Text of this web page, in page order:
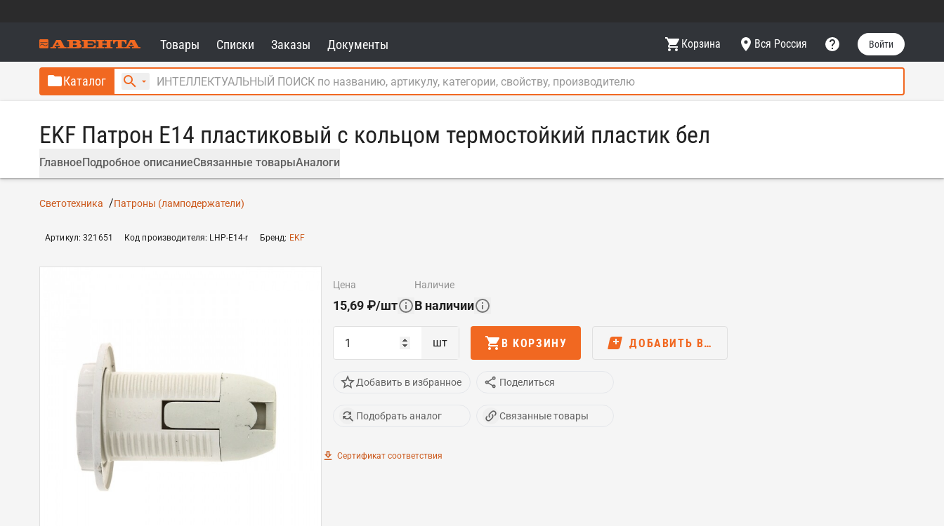
Товары Списки Заказы Документы Корзина Вся Россия Войти
Каталог
EKF Патрон Е14 пластиковый с кольцом термостойкий пластик бел
ГлавноеПодробное описаниеСвязанные товарыАналоги
Светотехника Патроны (ламподержатели)
Артикул:321651 Код производителя: LHP-E14-r Бренд: EKF
цена
15,69 ₽/шт
наличие
В наличии
шт В КОРЗИНУ ДОБАВИТЬ В…
Добавить в избранное Поделиться
Подобрать аналог Связанные товары
Сертификат соответствия